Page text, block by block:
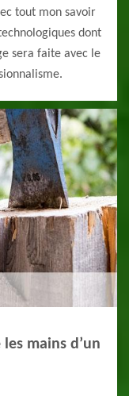
tout mon savoir
dont
sera faite avec le
mains d’un